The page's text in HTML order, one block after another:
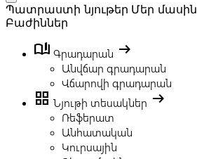
Պատրաստի նյութեր Մեր մասին
Բաժիններ
book_ribbon Գրադարան arrow_right_alt
Անվճար գրադարան
Վճարովի գրադարան
grid_view Նյութի տեսակներ arrow_right_alt
Ռեֆերատ
Անհատական
Կուրսային